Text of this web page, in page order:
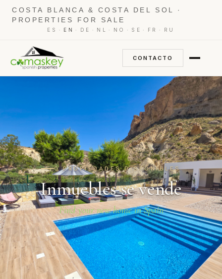
COSTA BLANCA & COSTA DEL SOL ·
PROPERTIES FOR SALE
ES · EN · DE · NL · NO · SE · FR · RU
CONTACTO
0 PROPIEDADES DISPONIBLES
Inmuebles se vende
Find your new home in Spain